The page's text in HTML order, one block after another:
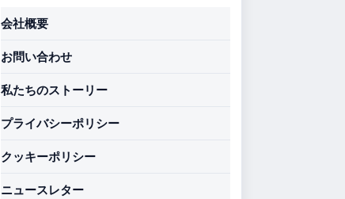
会社概要
お問い合わせ
私たちのストーリー
プライバシーポリシー
クッキーポリシー
ニュースレター